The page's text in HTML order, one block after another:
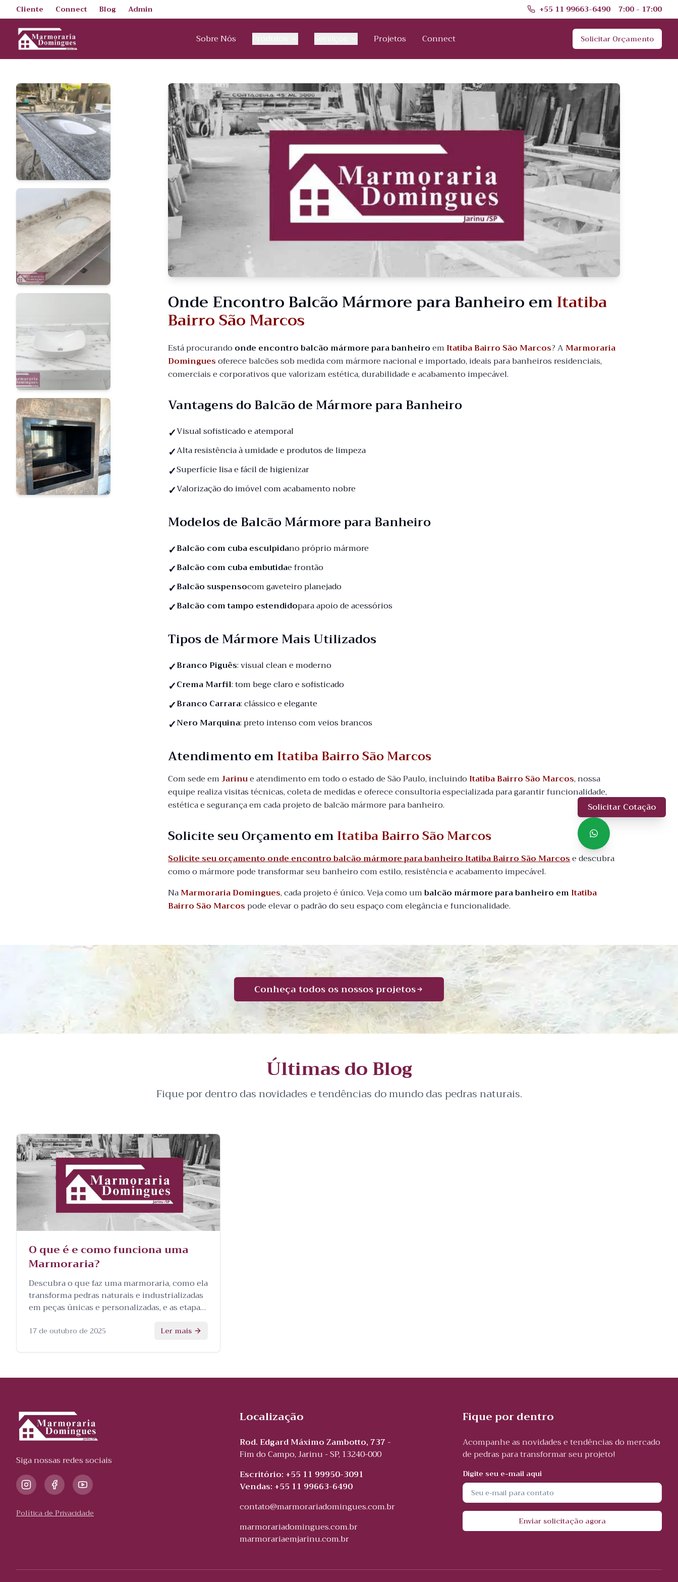
Cliente Connect Blog Admin +55 11 99663-6490 7:00 - 17:00
Sobre Nós Projetos Connect Solicitar Orçamento
Onde Encontro Balcão Mármore para Banheiro emItatiba
Bairro São Marcos
Está procurando onde encontro balcão mármore para banheiroem Itatiba Bairro São Marcos? AMarmoraria
Dominguesoferece balcões sob medida com mármore nacional e importado, ideais para banheiros residenciais,
comerciais e corporativos que valorizam estética, durabilidade e acabamento impecável.
Vantagens do Balcão de Mármore para Banheiro
Visual sofisticado e atemporal
Alta resistência à umidade e produtos de limpeza
Superfície lisa e fácil de higienizar
Valorização do imóvel com acabamento nobre
Modelos de Balcão Mármore para Banheiro
Balcão com cuba esculpidano próprio mármore
Balcão com cuba embutidae frontão
Balcão suspensocom gaveteiro planejado
Balcão com tampo estendidopara apoio de acessórios
Tipos de Mármore Mais Utilizados
Branco Piguês: visual clean e moderno
Crema Marfil: tom bege claro e sofisticado
Branco Carrara: clássico e elegante
Nero Marquina: preto intenso com veios brancos
Atendimento emItatiba Bairro São Marcos
Com sede emJarinue atendimento em todo o estado de São Paulo, incluindo Itatiba Bairro São Marcos, nossa
equipe realiza visitas técnicas, coleta de medidas e oferece consultoria especializada para garantir funcionalidade,
estética e segurança em cada projeto de balcão mármore para banheiro.
Solicite seu Orçamento emItatiba Bairro São Marcos
Solicite seu orçamento onde encontro balcão mármore para banheiro Itatiba Bairro São Marcose descubra
como o mármore pode transformar seu banheiro com estilo, resistência e acabamento impecável.
NaMarmoraria Domingues, cada projeto é único. Veja como umbalcão mármore para banheiro emItatiba
Bairro São Marcos pode elevar o padrão do seu espaço com elegância e funcionalidade.
Solicitar Cotação
Conheça todos os nossos projetos
Últimas do Blog
Fique por dentro das novidades e tendências do mundo das pedras naturais.
O que é e como funciona uma
Marmoraria?
Descubra o que faz uma marmoraria, como ela
transforma pedras naturais e industrializadas
em peças únicas e personalizadas, e as etapas
17 de outubro de 2025 Ler mais
Siga nossas redes sociais
Política de Privacidade
Localização
Rod. Edgard Máximo Zambotto, 737 -
Fim do Campo, Jarinu - SP, 13240-000
Escritório: +55 11 99950-3091
Vendas: +55 11 99663-6490
contato@marmorariadomingues.com.br
marmorariadomingues.com.br
marmorariaemjarinu.com.br
Fique por dentro
Acompanhe as novidades e tendências do mercado
de pedras para transformar seu projeto!
Digite seu e-mail aqui
Enviar solicitação agora